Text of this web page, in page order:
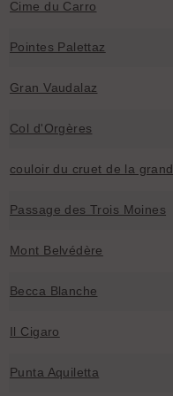
Cime du Carro
Pointes Palettaz
Gran Vaudalaz
Col d'Orgères
couloir du cruet de la grand
Passage des Trois Moines
Mont Belvédère
Becca Blanche
Il Cigaro
Punta Aquiletta